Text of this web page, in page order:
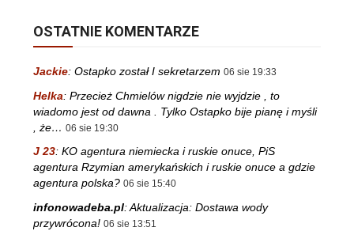
OSTATNIE KOMENTARZE
Jackie: Ostapko został I sekretarzem 06 sie 19:33
Helka: Przecież Chmielów nigdzie nie wyjdzie , to
wiadomo jest od dawna . Tylko Ostapko bije pianę i myśli
, że… 06 sie 19:30
J 23: KO agentura niemiecka i ruskie onuce, PiS
agentura Rzymian amerykańskich i ruskie onuce a gdzie
agentura polska? 06 sie 15:40
infonowadeba.pl:Aktualizacja: Dostawa wody
przywrócona! 06 sie 13:51